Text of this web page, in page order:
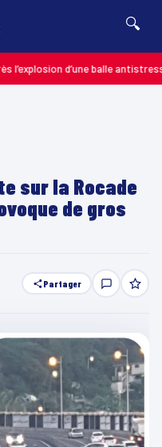
🔍
d’une balle antistress
sur la Rocade
de gros
Partager